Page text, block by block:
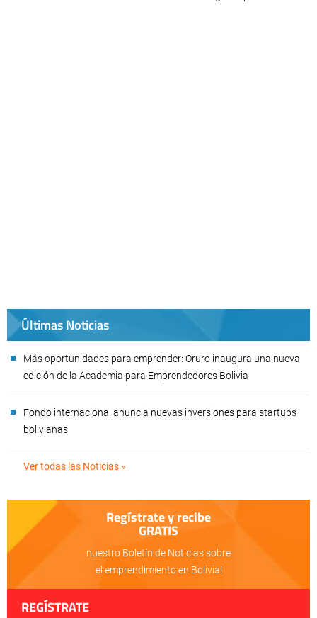
Últimas Noticias
Más oportunidades para emprender: Oruro inaugura una nueva
edición de la Academia para Emprendedores Bolivia
Fondo internacional anuncia nuevas inversiones para startups
bolivianas
Ver todas las Noticias »
Regístrate y recibe
GRATIS
nuestro Boletín de Noticias sobre
el emprendimiento en Bolivia!
REGÍSTRATE